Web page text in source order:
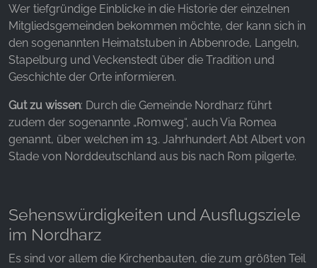
Wer tiefgründige Einblicke in die Historie der einzelnen
Mitgliedsgemeinden bekommen möchte, der kann sich in
den sogenannten Heimatstuben in Abbenrode, Langeln,
Stapelburg und Veckenstedt über die Tradition und
Geschichte der Orte informieren.
Gut zu wissen: Durch die Gemeinde Nordharz führt
zudem der sogenannte „Romweg“, auch Via Romea
genannt, über welchen im 13. Jahrhundert Abt Albert von
Stade von Norddeutschland aus bis nach Rom pilgerte.
Sehenswürdigkeiten und Ausflugsziele
im Nordharz
Es sind vor allem die Kirchenbauten, die zum größten Teil
EXTERNE MEDIEN
Um Inhalte von Videoplattformen und Social Media
diesen externen Medien Cookies gesetzt.
YouTube